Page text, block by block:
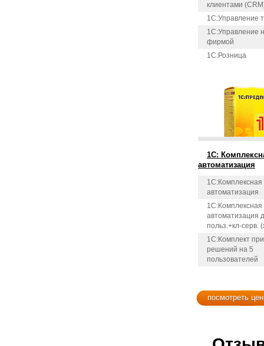
клиентами
1С:Управление
1C:Управление
фирмой
1С:Розница
1С:
автоматизация
1С:Комплексная
автоматизация
1С:Комплексная
автоматизация
польз.+кл-серв.
1С:Комплект
решений на 5
пользователей
посмотреть